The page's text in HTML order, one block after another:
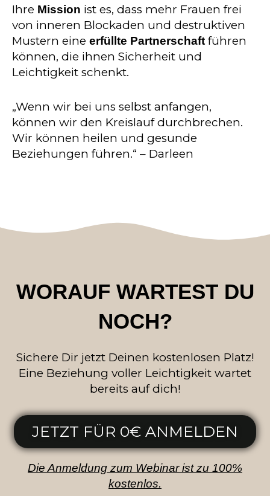
Ihre Mission ist es, dass mehr Frauen frei
von inneren Blockaden und destruktiven
Mustern eine erfüllte Partnerschaft führen
können, die ihnen Sicherheit und
Leichtigkeit schenkt.
„Wenn wir bei uns selbst anfangen,
können wir den Kreislauf durchbrechen.
Wir können heilen und gesunde
Beziehungen führen.“ – Darleen
WORAUF WARTEST DU
NOCH?
Sichere Dir jetzt Deinen kostenlosen Platz!
Eine Beziehung voller Leichtigkeit wartet
bereits auf dich!
JETZT FÜR 0€ ANMELDEN
Die Anmeldung zum Webinar ist zu 100%
kostenlos.